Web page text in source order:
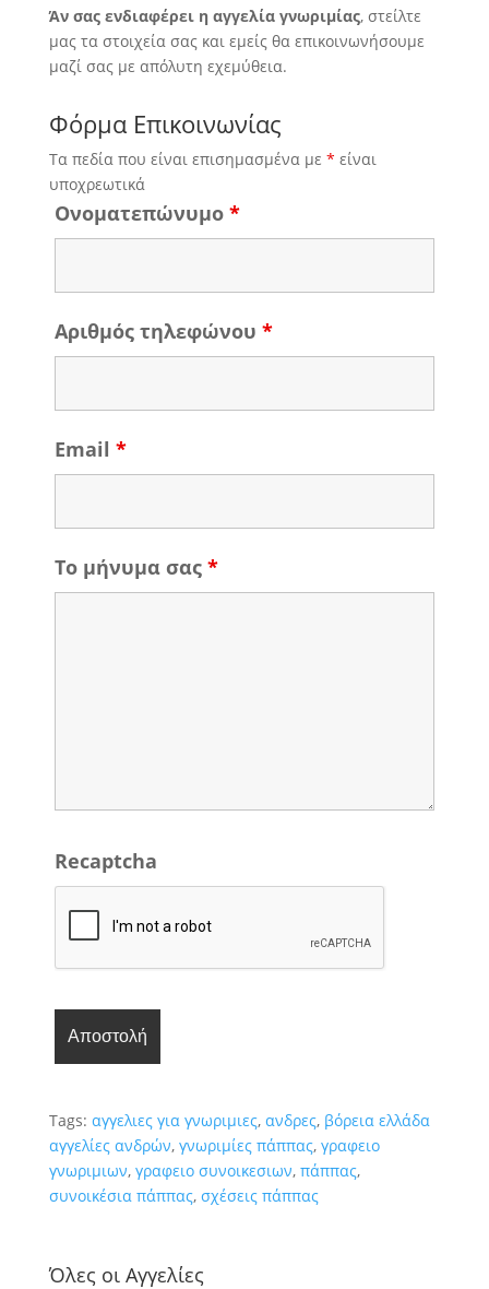
Άν σας ενδιαφέρει η αγγελία γνωριμίας, στείλτε
μας τα στοιχεία σας και εμείς θα επικοινωνήσουμε
μαζί σας με απόλυτη εχεμύθεια.
Φόρμα Επικοινωνίας
Τα πεδία που είναι επισημασμένα με * είναι
υποχρεωτικά
Ονοματεπώνυμο *
Αριθμός τηλεφώνου *
Email *
Το μήνυμα σας *
Recaptcha
Tags: αγγελιες για γνωριμιες, ανδρες, βόρεια ελλάδα
αγγελίες ανδρών, γνωριμίες πάππας, γραφειο
γνωριμιων, γραφειο συνοικεσιων, πάππας,
συνοικέσια πάππας, σχέσεις πάππας
Όλες οι Αγγελίες